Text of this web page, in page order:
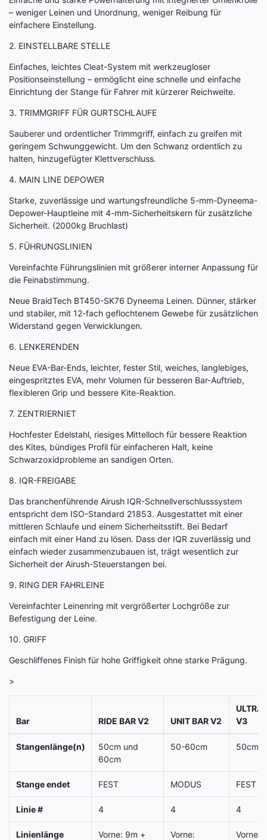
– weniger Leinen und Unordnung, weniger Reibung für
einfachere Einstellung.
2. EINSTELLBARE STELLE
Einfaches, leichtes Cleat-System mit werkzeugloser
Positionseinstellung – ermöglicht eine schnelle und einfache
Einrichtung der Stange für Fahrer mit kürzerer Reichweite.
3. TRIMMGRIFF FÜR GURTSCHLAUFE
Sauberer und ordentlicher Trimmgriff, einfach zu greifen mit
geringem Schwunggewicht. Um den Schwanz ordentlich zu
halten, hinzugefügter Klettverschluss.
4. MAIN LINE DEPOWER
Starke, zuverlässige und wartungsfreundliche 5-mm-Dyneema-
Depower-Hauptleine mit 4-mm-Sicherheitskern für zusätzliche
Sicherheit. (2000kg Bruchlast)
5. FÜHRUNGSLINIEN
Vereinfachte Führungslinien mit größerer interner Anpassung für
die Feinabstimmung.
Neue BraidTech BT450-SK76 Dyneema Leinen. Dünner, stärker
und stabiler, mit 12-fach geflochtenem Gewebe für zusätzlichen
Widerstand gegen Verwicklungen.
6. LENKERENDEN
Neue EVA-Bar-Ends, leichter, fester Stil, weiches, langlebiges,
eingespritztes EVA, mehr Volumen für besseren Bar-Auftrieb,
flexibleren Grip und bessere Kite-Reaktion.
7. ZENTRIERNIET
Hochfester Edelstahl, riesiges Mittelloch für bessere Reaktion
des Kites, bündiges Profil für einfacheren Halt, keine
Schwarzoxidprobleme an sandigen Orten.
8. IQR-FREIGABE
Das branchenführende Airush IQR-Schnellverschlusssystem
entspricht dem ISO-Standard 21853. Ausgestattet mit einer
mittleren Schlaufe und einem Sicherheitsstift. Bei Bedarf
einfach mit einer Hand zu lösen. Dass der IQR zuverlässig und
einfach wieder zusammenzubauen ist, trägt wesentlich zur
Sicherheit der Airush-Steuerstangen bei.
9. RING DER FAHRLEINE
Vereinfachter Leinenring mit vergrößerter Lochgröße zur
Befestigung der Leine.
10. GRIFF
Geschliffenes Finish für hohe Griffigkeit ohne starke Prägung.
>
Bar RIDE BAR V2 UNIT BAR V2
V3
Stangenlänge(n)
50cm und
60cm
50-60cm 50cm
Stange endet FEST MODUS FEST
Linie # 4 4 4
Linienlänge
Vorne: 9m +
Vorne:
Vorne: